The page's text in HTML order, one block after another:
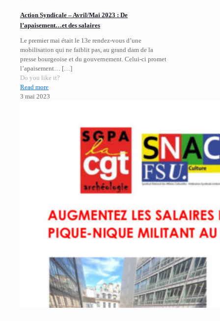
Action Syndicale – Avril/Mai 2023 : De
l’apaisement…et des salaires
Le premier mai était le 13e rendez-vous d’une
mobilisation qui ne faiblit pas, au grand dam de la
presse bourgeoise et du gouvernement. Celui-ci promet
l’apaisement…
[…]
Do you like it?
Read more
3 mai 2023